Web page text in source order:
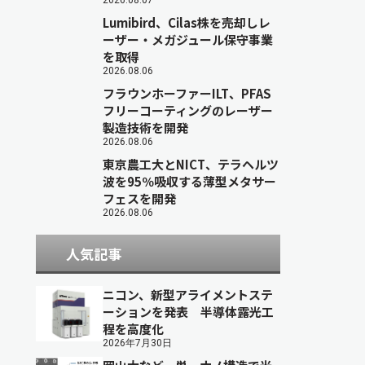
Lumibird、Cilas株を売却しレ
ーザー・メガジュール保守事業
を取得
2026.08.06
フラウンホーファーILT、PFAS
フリーコーティングのレーザー
製造技術を開発
2026.08.06
東京農工大とNICT、テラヘルツ
波を95％吸収する薄型メタサー
フェスを開発
2026.08.06
人気記事
ニコン、新型アライメントステ
ーションを発表 半導体露光工
程を高度化
2026年7月30日